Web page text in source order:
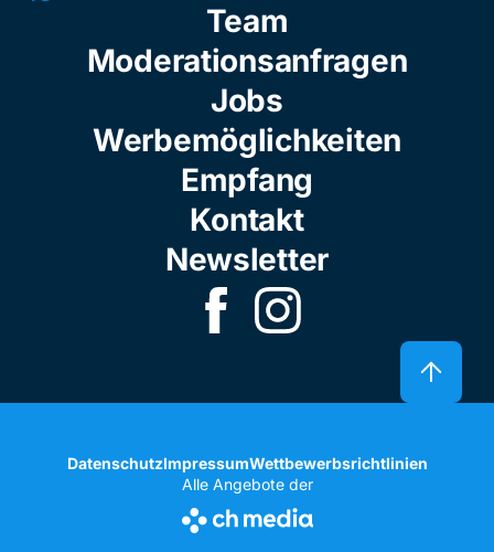
Team
Moderationsanfragen
Jobs
Werbemöglichkeiten
Empfang
Kontakt
Newsletter
DatenschutzImpressumWettbewerbsrichtlinien
Alle Angebote der